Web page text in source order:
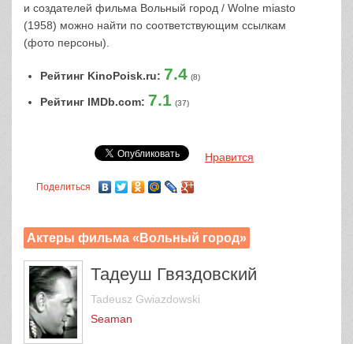
и создателей фильма Вольный город / Wolne miasto
(1958) можно найти по соответствующим ссылкам
(фото персоны).
Рейтинг KinoPoisk.ru: 7.4 (8)
Рейтинг IMDb.com: 7.1 (37)
Нравится
Поделиться
Актеры фильма «Вольный город»
Тадеуш Гвяздовский
Tadeusz Gwiazdowski
Seaman